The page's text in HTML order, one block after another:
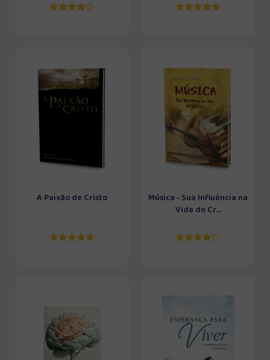
A Paixão de Cristo
Música - Sua Influência na
Vida do Cr...